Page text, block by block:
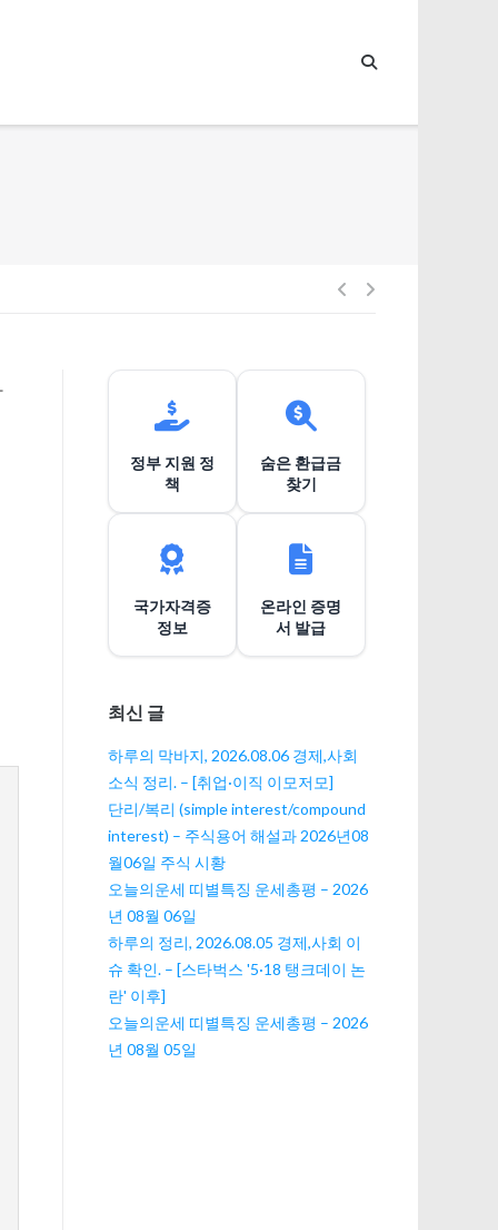
글
게
이
정부 지원 정
책
숨은 환급금
찾기
국가자격증
정보
온라인 증명
서 발급
최신 글
하루의 막바지, 2026.08.06 경제,사회
소식 정리. – [취업·이직 이모저모]
단리/복리 (simple interest/compound
interest) – 주식용어 해설과 2026년08
월06일 주식 시황
오늘의운세 띠별특징 운세총평 – 2026
년 08월 06일
하루의 정리, 2026.08.05 경제,사회 이
슈 확인. – [스타벅스 '5·18 탱크데이 논
란' 이후]
오늘의운세 띠별특징 운세총평 – 2026
년 08월 05일